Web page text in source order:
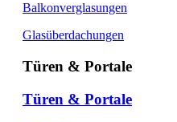
Balkonverglasungen
Glasüberdachungen
Türen & Portale
Türen & Portale